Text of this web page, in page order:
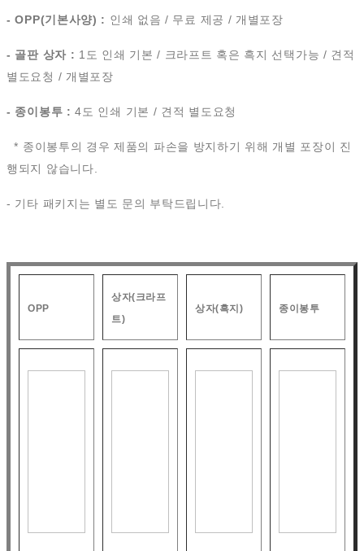
- OPP(기본사양) : 인쇄 없음 / 무료 제공 / 개별포장
- 골판 상자 : 1도 인쇄 기본 / 크라프트 혹은 흑지 선택가능 / 견적
별도요청 / 개별포장
- 종이봉투 : 4도 인쇄 기본 / 견적 별도요청
* 종이봉투의 경우 제품의 파손을 방지하기 위해 개별 포장이 진
행되지 않습니다.
- 기타 패키지는 별도 문의 부탁드립니다.
OPP
상자(크라프
트)
상자(흑지) 종이봉투